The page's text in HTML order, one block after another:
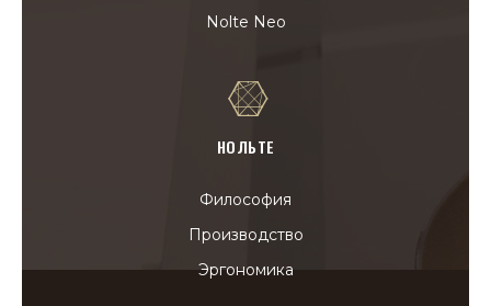
Nolte Neo
НОЛЬТЕ
Философия
Производство
Эргономика